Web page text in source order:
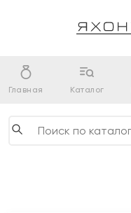
Главная Каталог